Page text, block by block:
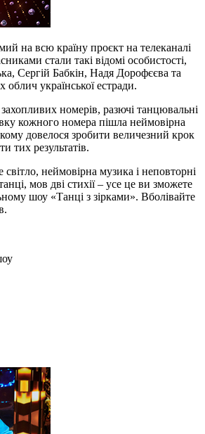
на всю країну проєкт на телеканалі
стали такі відомі особистості,
Сергій Бабкін, Надя Дорофєєва та
облич української естради.
номерів, разючі танцювальні
кожного номера пішла неймовірна
кому довелося зробити величезний крок
тих результатів.
неймовірна музика і неповторні
мов дві стихії – усе це ви зможете
шоу «Танці з зірками». Вболівайте